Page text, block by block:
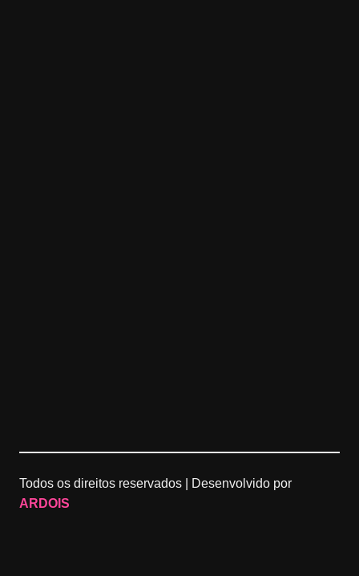
Todos os direitos reservados |
Desenvolvido por
ARDOIS